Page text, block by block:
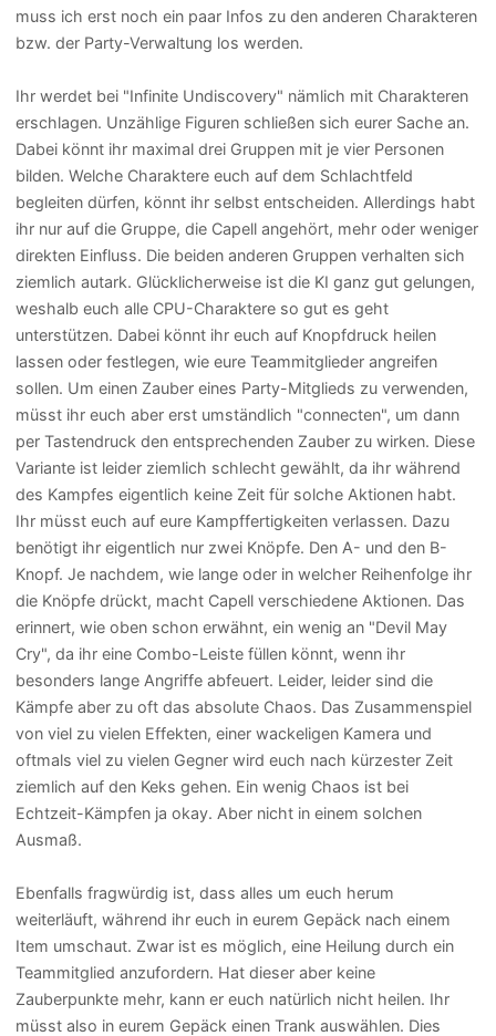
muss ich erst noch ein paar Infos zu den anderen Charakteren
bzw. der Party-Verwaltung los werden.
Ihr werdet bei "Infinite Undiscovery" nämlich mit Charakteren
erschlagen. Unzählige Figuren schließen sich eurer Sache an.
Dabei könnt ihr maximal drei Gruppen mit je vier Personen
bilden. Welche Charaktere euch auf dem Schlachtfeld
begleiten dürfen, könnt ihr selbst entscheiden. Allerdings habt
ihr nur auf die Gruppe, die Capell angehört, mehr oder weniger
direkten Einfluss. Die beiden anderen Gruppen verhalten sich
ziemlich autark. Glücklicherweise ist die KI ganz gut gelungen,
weshalb euch alle CPU-Charaktere so gut es geht
unterstützen. Dabei könnt ihr euch auf Knopfdruck heilen
lassen oder festlegen, wie eure Teammitglieder angreifen
sollen. Um einen Zauber eines Party-Mitglieds zu verwenden,
müsst ihr euch aber erst umständlich "connecten", um dann
per Tastendruck den entsprechenden Zauber zu wirken. Diese
Variante ist leider ziemlich schlecht gewählt, da ihr während
des Kampfes eigentlich keine Zeit für solche Aktionen habt.
Ihr müsst euch auf eure Kampffertigkeiten verlassen. Dazu
benötigt ihr eigentlich nur zwei Knöpfe. Den A- und den B-
Knopf. Je nachdem, wie lange oder in welcher Reihenfolge ihr
die Knöpfe drückt, macht Capell verschiedene Aktionen. Das
erinnert, wie oben schon erwähnt, ein wenig an "Devil May
Cry", da ihr eine Combo-Leiste füllen könnt, wenn ihr
besonders lange Angriffe abfeuert. Leider, leider sind die
Kämpfe aber zu oft das absolute Chaos. Das Zusammenspiel
von viel zu vielen Effekten, einer wackeligen Kamera und
oftmals viel zu vielen Gegner wird euch nach kürzester Zeit
ziemlich auf den Keks gehen. Ein wenig Chaos ist bei
Echtzeit-Kämpfen ja okay. Aber nicht in einem solchen
Ausmaß.
Ebenfalls fragwürdig ist, dass alles um euch herum
weiterläuft, während ihr euch in eurem Gepäck nach einem
Item umschaut. Zwar ist es möglich, eine Heilung durch ein
Teammitglied anzufordern. Hat dieser aber keine
Zauberpunkte mehr, kann er euch natürlich nicht heilen. Ihr
müsst also in eurem Gepäck einen Trank auswählen. Dies